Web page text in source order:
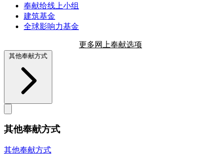
奉献给线上小组
建筑基金
全球影响力基金
更多网上奉献选项
其他奉献方式
其他奉献方式
其他奉献方式